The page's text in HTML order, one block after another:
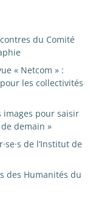
du Comité
« Netcom » :
les collectivités
images pour saisir
demain »
de l’Institut de
des Humanités du